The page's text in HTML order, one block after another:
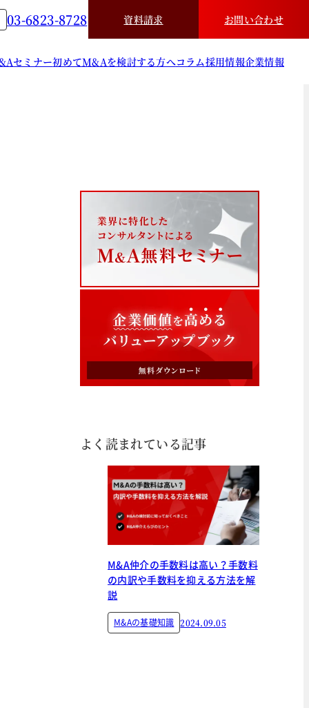
03-6823-8728 資料請求 お問い合わせ
セミナー初めてM&Aを検討する方へコラム採用情報企業情報
よく読まれている記事
M&A仲介の手数料は高い？手数料
の内訳や手数料を抑える方法を解
説
M&Aの基礎知識 2024.09.05